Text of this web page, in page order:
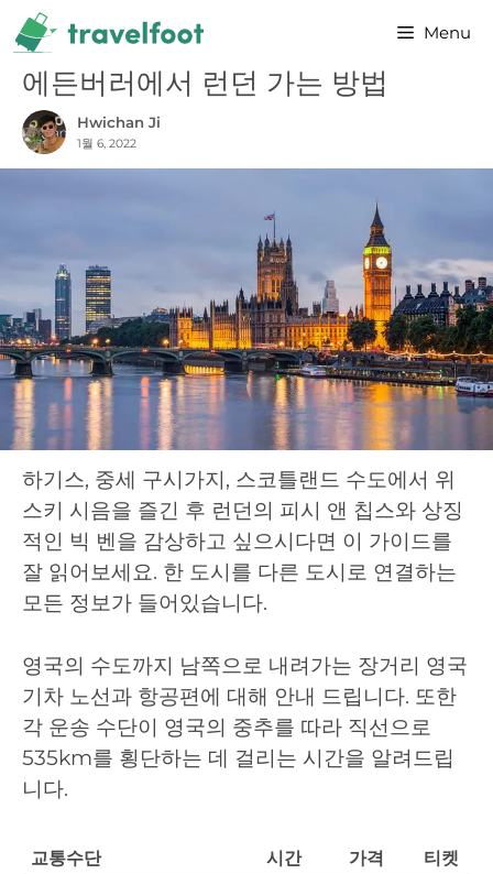
Skip
to
content
Menu
에든버러에서 런던 가는 방법
Hwichan Ji
1월 6, 2022
하기스, 중세 구시가지, 스코틀랜드 수도에서 위
스키 시음을 즐긴 후 런던의 피시 앤 칩스와 상징
적인 빅 벤을 감상하고 싶으시다면 이 가이드를
잘 읽어보세요. 한 도시를 다른 도시로 연결하는
모든 정보가 들어있습니다.
영국의 수도까지 남쪽으로 내려가는 장거리 영국
기차 노선과 항공편에 대해 안내 드립니다. 또한
각 운송 수단이 영국의 중추를 따라 직선으로
535km를 횡단하는 데 걸리는 시간을 알려드립
니다.
교통수단 시간 가격 티켓